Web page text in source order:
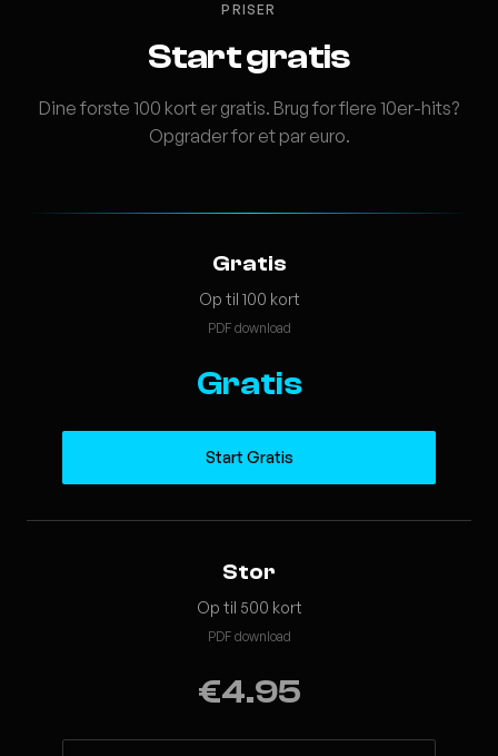
PRISER
Start gratis
Dine forste 100 kort er gratis. Brug for flere 10er-hits?
Opgrader for et par euro.
Gratis
Op til 100 kort
PDF download
Gratis
Start Gratis
Stor
Op til 500 kort
PDF download
€4.95